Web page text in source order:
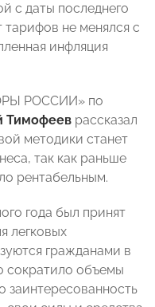
с даты последнего
тарифов не менялся с
инфляция
РОССИИ» по
Тимофеев рассказал
методики станет
так как раньше
рентабельным.
года был принят
легковых
гражданами в
сократило объемы
заинтересованность